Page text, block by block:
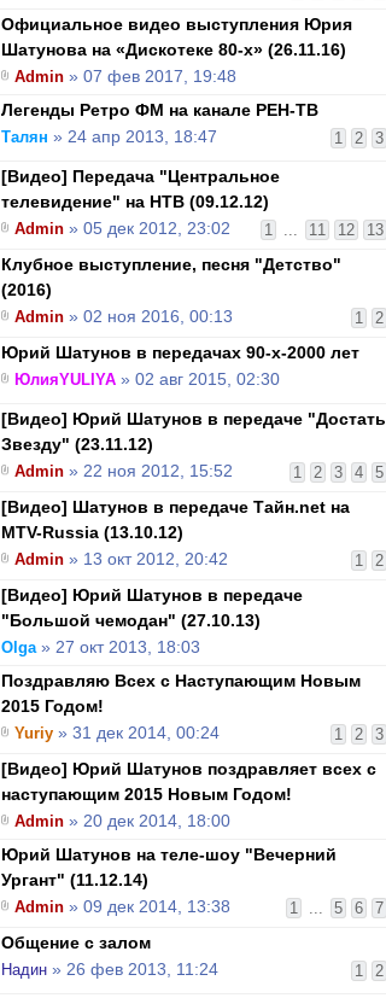
Официальное видео выступления Юрия
Шатунова на «Дискотеке 80-х» (26.11.16)
Admin » 07 фев 2017, 19:48
Легенды Ретро ФМ на канале РЕН-ТВ
1 2 3
Талян » 24 апр 2013, 18:47
[Видео] Передача "Центральное
телевидение" на НТВ (09.12.12)
1 ... 11 12 13
Admin » 05 дек 2012, 23:02
Клубное выступление, песня "Детство"
(2016)
1 2
Admin » 02 ноя 2016, 00:13
Юрий Шатунов в передачах 90-х-2000 лет
ЮлияYULIYA » 02 авг 2015, 02:30
[Видео] Юрий Шатунов в передаче "Достать
Звезду" (23.11.12)
1 2 3 4 5
Admin » 22 ноя 2012, 15:52
[Видео] Шатунов в передаче Тайн.net на
MTV-Russia (13.10.12)
1 2
Admin » 13 окт 2012, 20:42
[Видео] Юрий Шатунов в передаче
"Большой чемодан" (27.10.13)
Olga» 27 окт 2013, 18:03
Поздравляю Всех с Наступающим Новым
2015 Годом!
1 2 3
Yuriy » 31 дек 2014, 00:24
[Видео] Юрий Шатунов поздравляет всех с
наступающим 2015 Новым Годом!
Admin » 20 дек 2014, 18:00
Юрий Шатунов на теле-шоу "Вечерний
Ургант" (11.12.14)
1 ... 5 6 7
Admin » 09 дек 2014, 13:38
Общение с залом
1 2
Надин » 26 фев 2013, 11:24